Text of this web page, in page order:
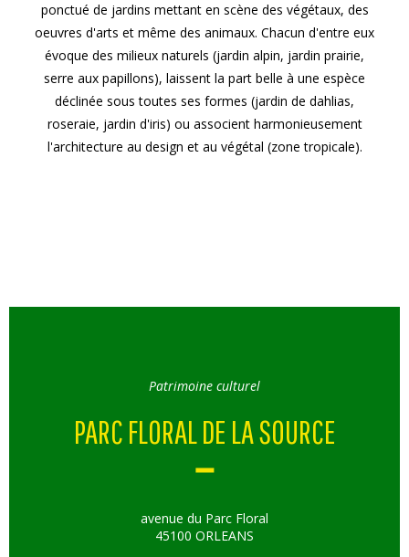
ponctué de jardins mettant en scène des végétaux, des
oeuvres d'arts et même des animaux. Chacun d'entre eux
évoque des milieux naturels (jardin alpin, jardin prairie,
serre aux papillons), laissent la part belle à une espèce
déclinée sous toutes ses formes (jardin de dahlias,
roseraie, jardin d'iris) ou associent harmonieusement
l'architecture au design et au végétal (zone tropicale).
Patrimoine culturel
PARC FLORAL DE LA SOURCE
avenue du Parc Floral
45100 ORLEANS